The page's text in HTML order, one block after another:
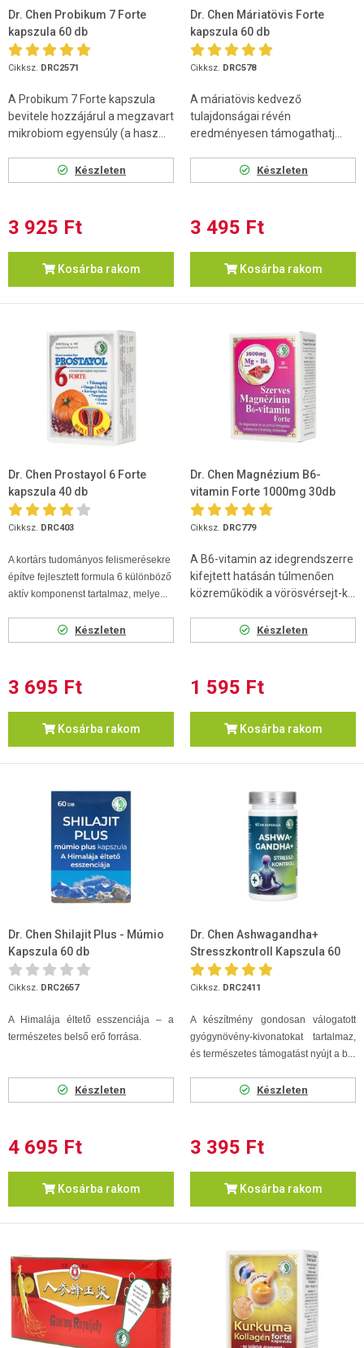
Dr. Chen Probikum 7 Forte
kapszula 60 db
Cikksz. DRC2571
A Probikum 7 Forte kapszula
bevitele hozzájárul a megzavart
mikrobiom egyensúly (a hasz...
Készleten
3 925 Ft
Kosárba rakom
Dr. Chen Máriatövis Forte
kapszula 60 db
Cikksz. DRC578
A máriatövis kedvező
tulajdonságai révén
eredményesen támogathatj...
Készleten
3 495 Ft
Kosárba rakom
Dr. Chen Prostayol 6 Forte
kapszula 40 db
Cikksz. DRC403
A kortárs tudományos felismerésekre
építve fejlesztett formula 6 különböző
aktív komponenst tartalmaz, melye...
Készleten
3 695 Ft
Kosárba rakom
Dr. Chen Magnézium B6-
vitamin Forte 1000mg 30db
tabletta
Cikksz. DRC779
A B6-vitamin az idegrendszerre
kifejtett hatásán túlmenően
közreműködik a vörösvérsejt-k...
Készleten
1 595 Ft
Kosárba rakom
Dr. Chen Shilajit Plus - Múmio
Kapszula 60 db
Cikksz. DRC2657
A Himalája éltető esszenciája – a
természetes belső erő forrása.
Készleten
4 695 Ft
Kosárba rakom
Dr. Chen Ashwagandha+
Stresszkontroll Kapszula 60
db
Cikksz. DRC2411
A készítmény gondosan válogatott
gyógynövény-kivonatokat tartalmaz,
és természetes támogatást nyújt a b...
Készleten
3 395 Ft
Kosárba rakom